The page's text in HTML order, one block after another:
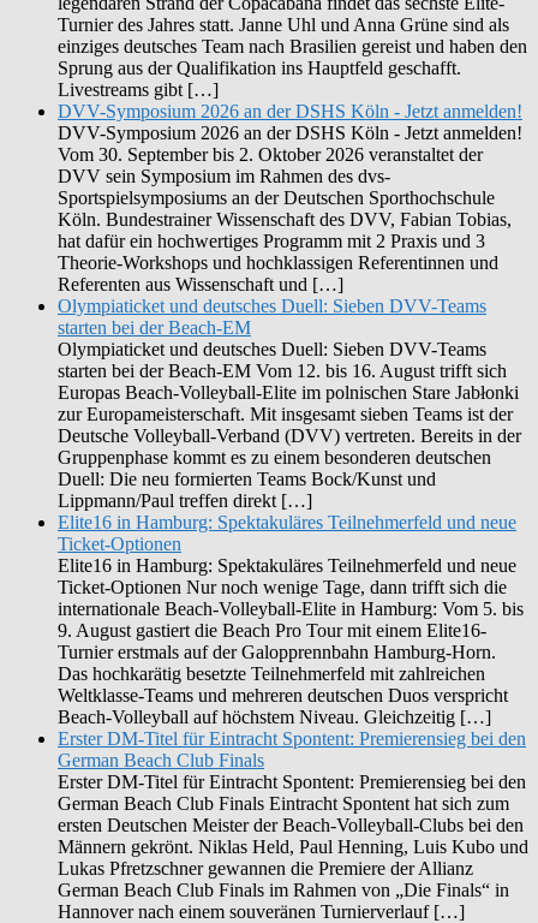
Turnier des Jahres statt. Janne Uhl und Anna Grüne sind als
einziges deutsches Team nach Brasilien gereist und haben den
Sprung aus der Qualifikation ins Hauptfeld geschafft.
Livestreams gibt […]
DVV-Symposium 2026 an der DSHS Köln - Jetzt anmelden!
DVV-Symposium 2026 an der DSHS Köln - Jetzt anmelden!
Vom 30. September bis 2. Oktober 2026 veranstaltet der
DVV sein Symposium im Rahmen des dvs-
Sportspielsymposiums an der Deutschen Sporthochschule
Köln. Bundestrainer Wissenschaft des DVV, Fabian Tobias,
hat dafür ein hochwertiges Programm mit 2 Praxis und 3
Theorie-Workshops und hochklassigen Referentinnen und
Referenten aus Wissenschaft und […]
Olympiaticket und deutsches Duell: Sieben DVV-Teams
starten bei der Beach-EM
Olympiaticket und deutsches Duell: Sieben DVV-Teams
starten bei der Beach-EM Vom 12. bis 16. August trifft sich
Europas Beach-Volleyball-Elite im polnischen Stare Jabłonki
zur Europameisterschaft. Mit insgesamt sieben Teams ist der
Deutsche Volleyball-Verband (DVV) vertreten. Bereits in der
Gruppenphase kommt es zu einem besonderen deutschen
Duell: Die neu formierten Teams Bock/Kunst und
Lippmann/Paul treffen direkt […]
Elite16 in Hamburg: Spektakuläres Teilnehmerfeld und neue
Ticket-Optionen
Elite16 in Hamburg: Spektakuläres Teilnehmerfeld und neue
Ticket-Optionen Nur noch wenige Tage, dann trifft sich die
internationale Beach-Volleyball-Elite in Hamburg: Vom 5. bis
9. August gastiert die Beach Pro Tour mit einem Elite16-
Turnier erstmals auf der Galopprennbahn Hamburg-Horn.
Das hochkarätig besetzte Teilnehmerfeld mit zahlreichen
Weltklasse-Teams und mehreren deutschen Duos verspricht
Beach-Volleyball auf höchstem Niveau. Gleichzeitig […]
Erster DM-Titel für Eintracht Spontent: Premierensieg bei den
German Beach Club Finals
Erster DM-Titel für Eintracht Spontent: Premierensieg bei den
German Beach Club Finals Eintracht Spontent hat sich zum
ersten Deutschen Meister der Beach-Volleyball-Clubs bei den
Männern gekrönt. Niklas Held, Paul Henning, Luis Kubo und
Lukas Pfretzschner gewannen die Premiere der Allianz
German Beach Club Finals im Rahmen von „Die Finals“ in
Hannover nach einem souveränen Turnierverlauf […]